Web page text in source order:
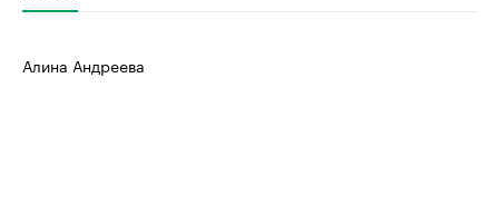
Алина Андреева